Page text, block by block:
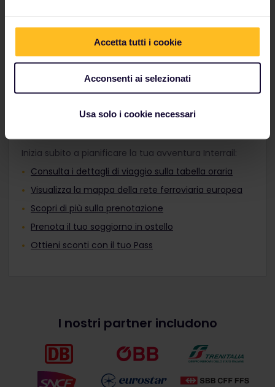
Accetta tutti i cookie
Acconsenti ai selezionati
Usa solo i cookie necessari
I viaggiatori di età compresa tra i 12 e i 27
anni possono viaggiare con un Pass
Giovani.
Scopri i treni europei
Inizia subito a pianificare la tua avventura Interrail:
Consulta i dettagli di viaggio sulla tabella oraria
Visualizza la mappa della rete ferroviaria europea
Scopri di più sulla prenotazione
Prenota il tuo soggiorno in ostello
Ottieni sconti con il tuo Pass
I nostri partner includono